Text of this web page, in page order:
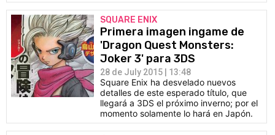
SQUARE ENIX
Primera imagen ingame de
'Dragon Quest Monsters:
Joker 3' para 3DS
28 de July 2015 | 13:48
Square Enix ha desvelado nuevos
detalles de este esperado título, que
llegará a 3DS el próximo inverno; por el
momento solamente lo hará en Japón.